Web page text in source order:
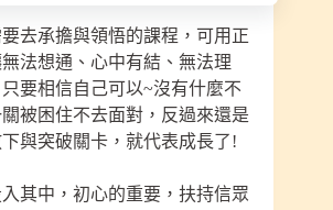
去承擔與領悟的課程，可用正
法想通、心中有結、無法理
要相信自己可以~沒有什麼不
被困住不去面對，反過來還是
與突破關卡，就代表成長了!
其中，初心的重要，扶持信眾